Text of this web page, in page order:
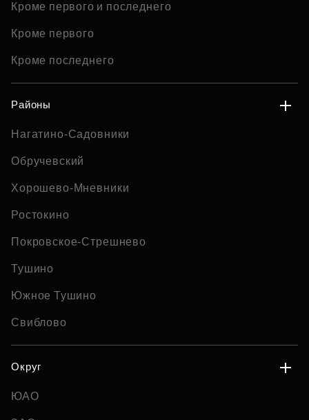
Кроме первого и последнего
Кроме первого
Кроме последнего
Районы
Нагатино-Садовники
Обручевский
Хорошево-Мневники
Ростокино
Покровское-Стрешнево
Тушино
Южное Тушино
Свиблово
Округ
ЮАО